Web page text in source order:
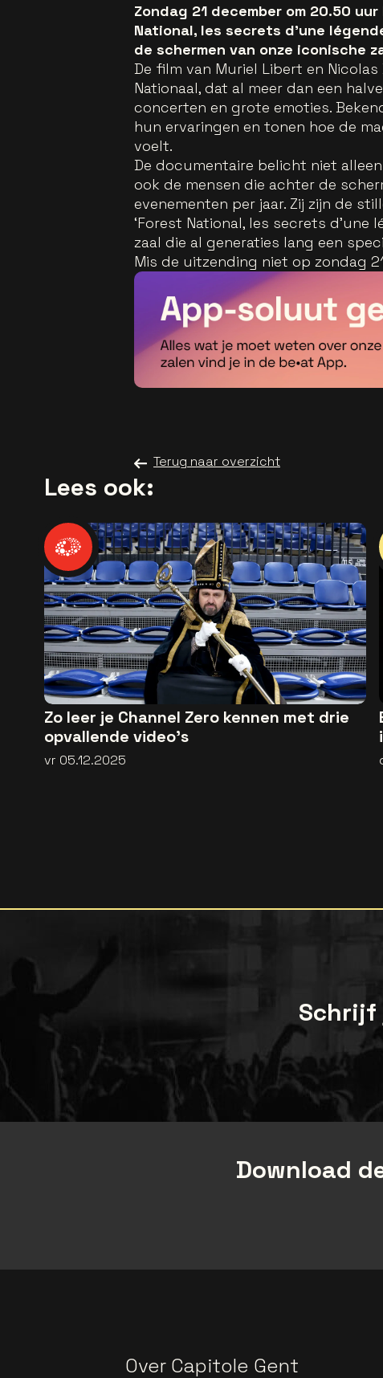
Zondag 21 december om 20.50
National, les secrets d’une
de schermen van onze iconische
De film van Muriel Libert en
Nationaal, dat al meer dan een
concerten en grote emoties.
hun ervaringen en tonen hoe de
voelt.
De documentaire belicht niet
ook de mensen die achter de
evenementen per jaar. Zij zijn de
‘Forest National, les secrets d’une
zaal die al generaties lang een
Mis de uitzending niet op zondag
Terug naar overzicht
Lees ook:
Zo leer je Channel Zero kennen met drie
opvallende video's
vr 05.12.2025
Schrijf
Download
Over Capitole Gent